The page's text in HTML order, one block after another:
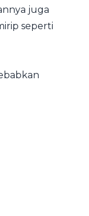
juga
seperti